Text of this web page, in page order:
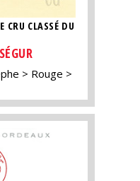
CRU CLASSÉ DU
Rouge